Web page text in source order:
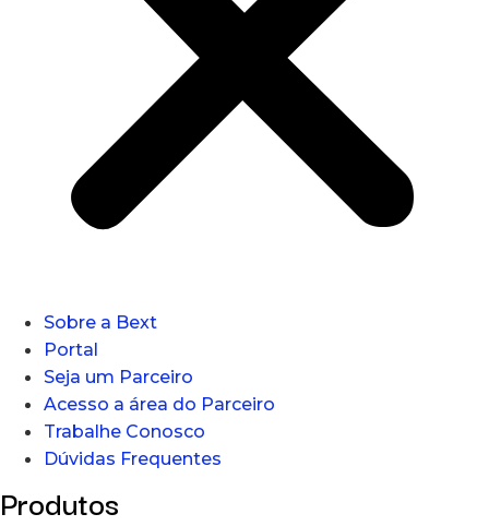
Sobre a Bext
Portal
Seja um Parceiro
Acesso a área do Parceiro
Trabalhe Conosco
Dúvidas Frequentes
Produtos